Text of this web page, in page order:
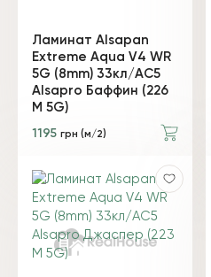
Ламинат Alsapan
Extreme Aqua V4 WR
5G (8mm) 33кл/AC5
Alsapro Баффин (226
М 5G)
1195 грн (м/2)